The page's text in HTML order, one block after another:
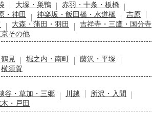
大塚・巣鴨
赤羽・十条・板橋
・神田 神楽坂・飯田橋・水道橋
吉原
大森・蒲田・羽田
吉祥寺・三鷹・国分寺
その他
見 堀之内・南町
藤沢・平塚
横須賀
谷・草加・三郷 川越
所沢・入間
・戸田